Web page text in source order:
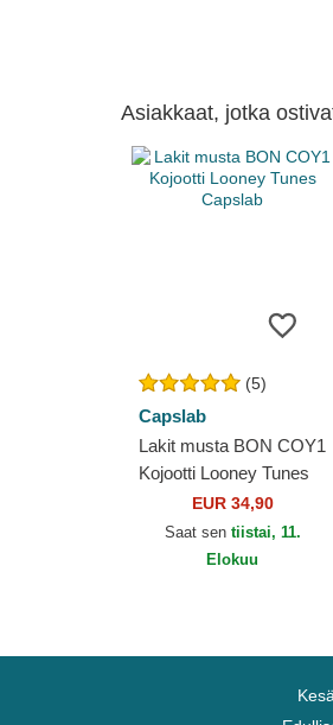
Asiakkaat, jotka
(5)
Capslab
Lakit musta BON COY1
Kojootti Looney Tunes
CapslabEUR 34,90
Saat sen tiistai, 11.
Elokuu